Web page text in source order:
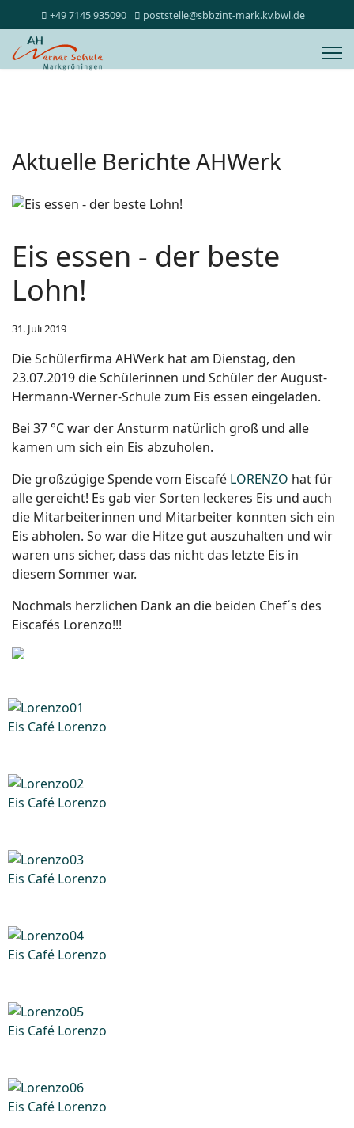
+49 7145 935090 poststelle@sbbzint-mark.kv.bwl.de
Aktuelle Berichte AHWerk
Eis essen - der beste
Lohn!
31. Juli 2019
Die Schülerfirma AHWerk hat am Dienstag, den
23.07.2019 die Schülerinnen und Schüler der August-
Hermann-Werner-Schule zum Eis essen eingeladen.
Bei 37 °C war der Ansturm natürlich groß und alle
kamen um sich ein Eis abzuholen.
Die großzügige Spende vom Eiscafé LORENZO hat für
alle gereicht! Es gab vier Sorten leckeres Eis und auch
die Mitarbeiterinnen und Mitarbeiter konnten sich ein
Eis abholen. So war die Hitze gut auszuhalten und wir
waren uns sicher, dass das nicht das letzte Eis in
diesem Sommer war.
Nochmals herzlichen Dank an die beiden Chef´s des
Eiscafés Lorenzo!!!
Eis Café Lorenzo
Eis Café Lorenzo
Eis Café Lorenzo
Eis Café Lorenzo
Eis Café Lorenzo
Eis Café Lorenzo